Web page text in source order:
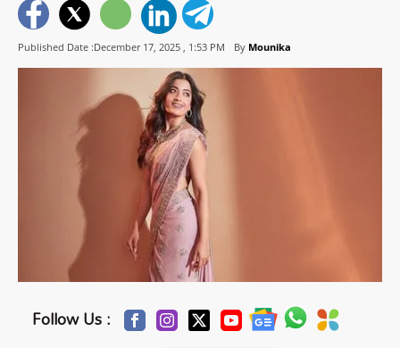
Published Date :December 17, 2025 , 1:53 PM By Mounika
Follow Us :